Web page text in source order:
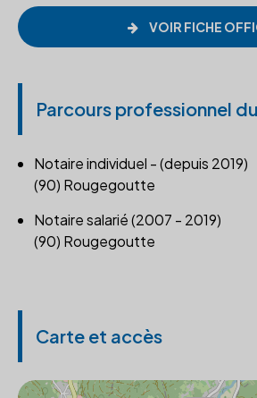
VOIR FICHE
Parcours professionnel
Notaire individuel - (depuis 2019)
(90) Rougegoutte
Notaire salarié (2007 - 2019)
(90) Rougegoutte
Carte et accès